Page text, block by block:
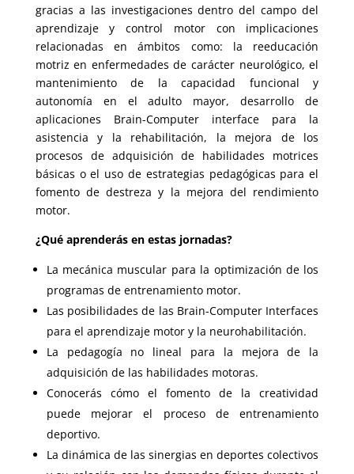
gracias a las investigaciones dentro del campo del
aprendizaje y control motor con implicaciones
relacionadas en ámbitos como: la reeducación
motriz en enfermedades de carácter neurológico, el
mantenimiento de la capacidad funcional y
autonomía en el adulto mayor, desarrollo de
aplicaciones Brain-Computer interface para la
asistencia y la rehabilitación, la mejora de los
procesos de adquisición de habilidades motrices
básicas o el uso de estrategias pedagógicas para el
fomento de destreza y la mejora del rendimiento
motor.
¿Qué aprenderás en estas jornadas?
La mecánica muscular para la optimización de los
programas de entrenamiento motor.
Las posibilidades de las Brain-Computer Interfaces
para el aprendizaje motor y la neurohabilitación.
La pedagogía no lineal para la mejora de la
adquisición de las habilidades motoras.
Conocerás cómo el fomento de la creatividad
puede mejorar el proceso de entrenamiento
deportivo.
La dinámica de las sinergias en deportes colectivos